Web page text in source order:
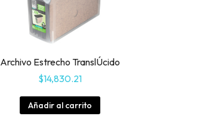
Archivo Estrecho TranslÚcido
$14,830.21
Añadir al carrito